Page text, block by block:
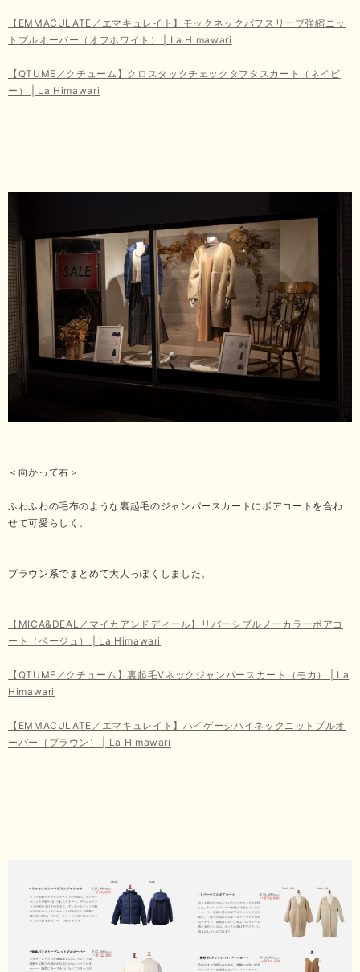
【EMMACULATE／エマキュレイト】モックネックパフスリーブ強縮ニッ
トプルオーバー（オフホワイト） | La Himawari
【QTUME／クチューム】クロスタックチェックタフタスカート（ネイビ
ー） | La Himawari
＜向かって右＞
ふわふわの毛布のような裏起毛のジャンパースカートにボアコートを合わ
せて可愛らしく。
ブラウン系でまとめて大人っぽくしました。
【MICA&DEAL／マイカアンドディール】リバーシブルノーカラーボアコ
ート（ベージュ） | La Himawari
【QTUME／クチューム】裏起毛Vネックジャンパースカート（モカ） | La
Himawari
【EMMACULATE／エマキュレイト】ハイゲージハイネックニットプルオ
ーバー（ブラウン） | La Himawari